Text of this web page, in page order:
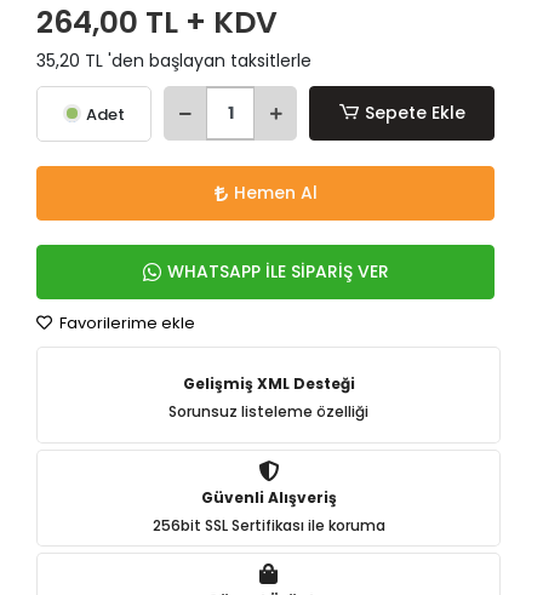
264,00 TL + KDV
35,20 TL 'den başlayan taksitlerle
Adet Sepete Ekle
Hemen Al
WHATSAPP İLE SİPARİŞ VER
Favorilerime ekle
Gelişmiş XML Desteği
Sorunsuz listeleme özelliği
Güvenli Alışveriş
256bit SSL Sertifikası ile koruma